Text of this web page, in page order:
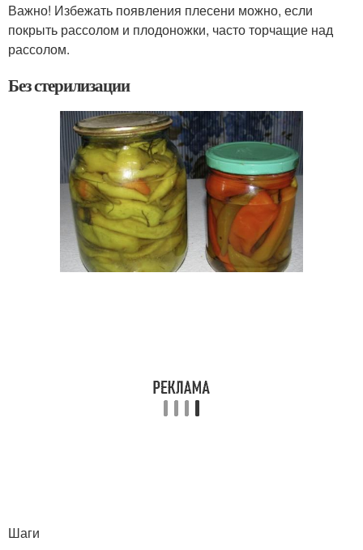
Важно! Избежать появления плесени можно, если
покрыть рассолом и плодоножки, часто торчащие над
рассолом.
Без стерилизации
Шаги